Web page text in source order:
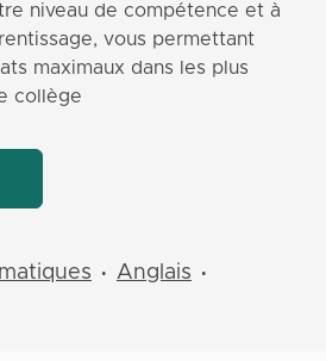
niveau de compétence et à
vous permettant
maximaux dans les plus
collège
• Anglais •